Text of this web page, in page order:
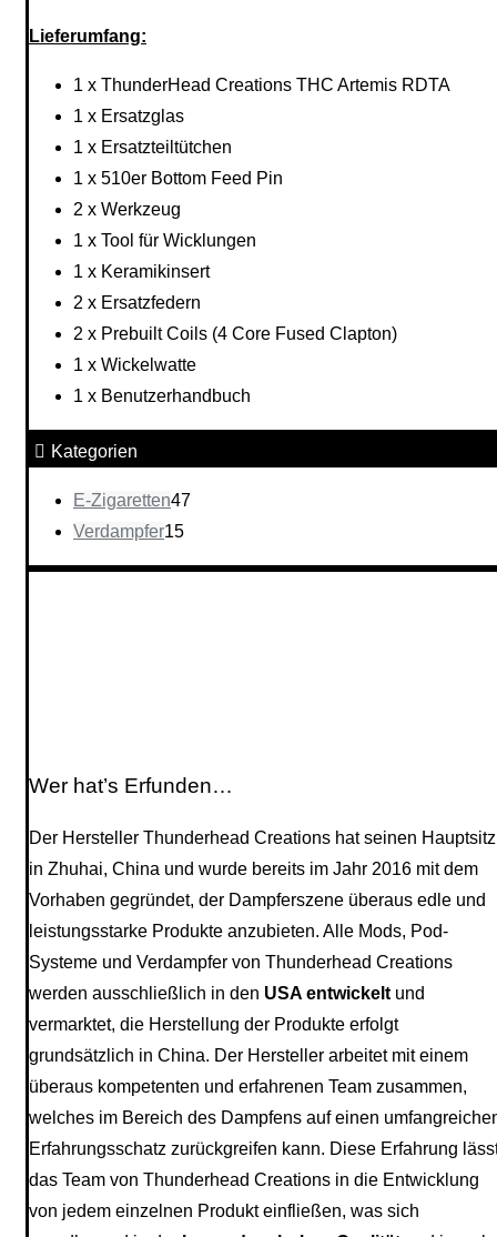
Lieferumfang:
1 x ThunderHead Creations THC Artemis RDTA
1 x Ersatzglas
1 x Ersatzteiltütchen
1 x 510er Bottom Feed Pin
2 x Werkzeug
1 x Tool für Wicklungen
1 x Keramikinsert
2 x Ersatzfedern
2 x Prebuilt Coils (4 Core Fused Clapton)
1 x Wickelwatte
1 x Benutzerhandbuch
Kategorien
E-Zigaretten47
Verdampfer15
Wer hat’s Erfunden…
Der Hersteller Thunderhead Creations hat seinen Hauptsitz
in Zhuhai, China und wurde bereits im Jahr 2016 mit dem
Vorhaben gegründet, der Dampferszene überaus edle und
leistungsstarke Produkte anzubieten. Alle Mods, Pod-
Systeme und Verdampfer von Thunderhead Creations
werden ausschließlich in den USA entwickelt und
vermarktet, die Herstellung der Produkte erfolgt
grundsätzlich in China. Der Hersteller arbeitet mit einem
überaus kompetenten und erfahrenen Team zusammen,
welches im Bereich des Dampfens auf einen
Erfahrungsschatz zurückgreifen kann. Diese Erfahrung
das Team von Thunderhead Creations in die Entwicklung
von jedem einzelnen Produkt einfließen, was sich